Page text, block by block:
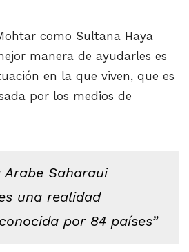
como Sultana Haya
manera de ayudarles es
en la que viven, que es
por los medios de
Arabe Saharaui
una realidad
por 84 países”